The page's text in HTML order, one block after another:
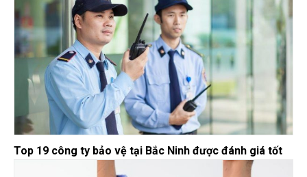
Top 19 công ty bảo vệ tại Bắc Ninh được đánh giá tốt